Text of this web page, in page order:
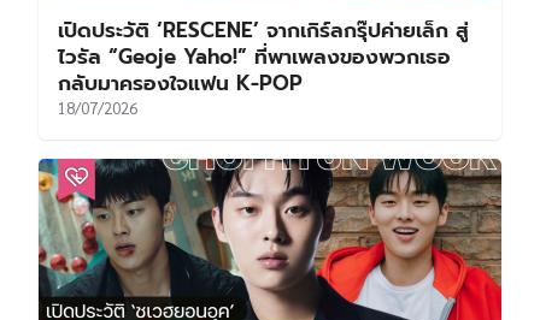
เปิดประวัติ ‘RESCENE’ จากเกิร์ลกรุ๊ปค่ายเล็ก สู่
ไวรัล “Geoje Yaho!” ที่พาเพลงของพวกเธอ
กลับมาครองใจแฟน K-POP
18/07/2026